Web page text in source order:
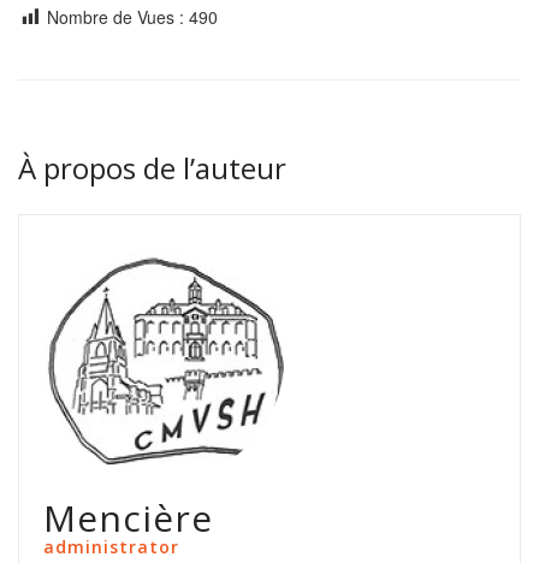
Nombre de Vues : 490
À propos de l’auteur
Mencière
administrator